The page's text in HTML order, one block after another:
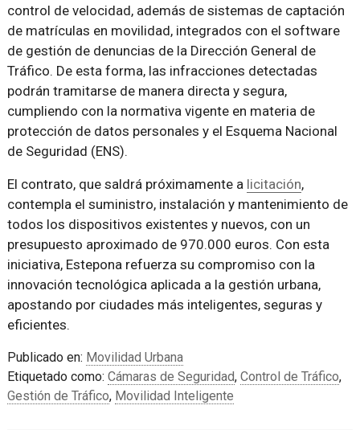
control de velocidad, además de sistemas de captación
de matrículas en movilidad, integrados con el software
de gestión de denuncias de la Dirección General de
Tráfico. De esta forma, las infracciones detectadas
podrán tramitarse de manera directa y segura,
cumpliendo con la normativa vigente en materia de
protección de datos personales y el Esquema Nacional
de Seguridad (ENS).
El contrato, que saldrá próximamente a licitación,
contempla el suministro, instalación y mantenimiento de
todos los dispositivos existentes y nuevos, con un
presupuesto aproximado de 970.000 euros. Con esta
iniciativa, Estepona refuerza su compromiso con la
innovación tecnológica aplicada a la gestión urbana,
apostando por ciudades más inteligentes, seguras y
eficientes.
Publicado en: Movilidad Urbana
Etiquetado como: Cámaras de Seguridad, Control de Tráfico,
Gestión de Tráfico, Movilidad Inteligente